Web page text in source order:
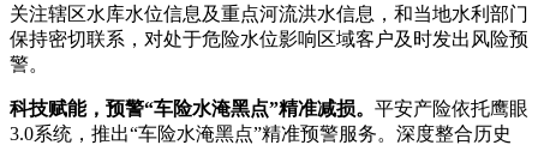
关注辖区水库水位信息及重点河流洪水信息，和当地水利部门
保持密切联系，对处于危险水位影响区域客户及时发出风险预
警。
科技赋能，预警“车险水淹黑点”精准减损。 平安产险依托鹰眼
3.0系统，推出“车险水淹黑点”精准预警服务。深度整合历史